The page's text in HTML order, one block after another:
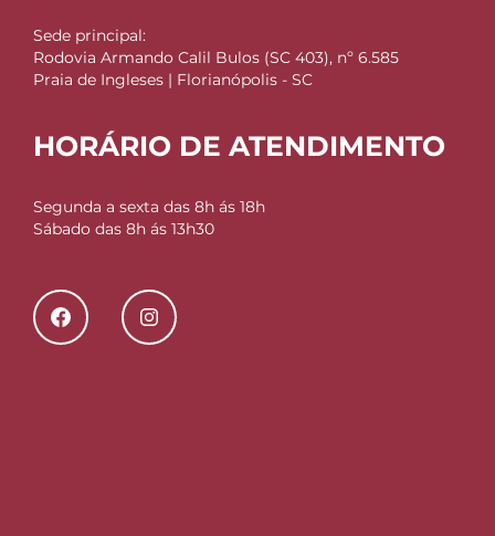
Sede principal:
Rodovia Armando Calil Bulos (SC 403), nº 6.585
Praia de Ingleses | Florianópolis - SC
HORÁRIO DE ATENDIMENTO
Segunda a sexta das 8h ás 18h
Sábado das 8h ás 13h30